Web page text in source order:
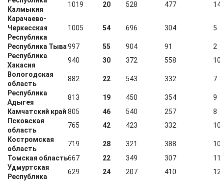
Калмыкия
1019 20 528 477
Карачаево-
Черкесская
Республика
1005 54 696 304 5
Республика Тыва997 55 904 91
2
Республика
Хакасия
940 30 372 558
Вологодская
область
882 22 543 332
7
Республика
Адыгея
813 19 450 354
9
Камчатский край 805 46 540 257
8
Псковская
область
765 42 423 332
Костромская
область
719 28 321 388
Томская область667 22 349 307
Удмуртская
Республика
629 24 207 410